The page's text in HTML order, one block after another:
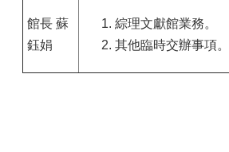
館長 蘇
鈺娟
綜理文獻館業務。
其他臨時交辦事項。